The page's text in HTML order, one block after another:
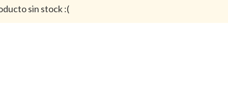
sin stock :(